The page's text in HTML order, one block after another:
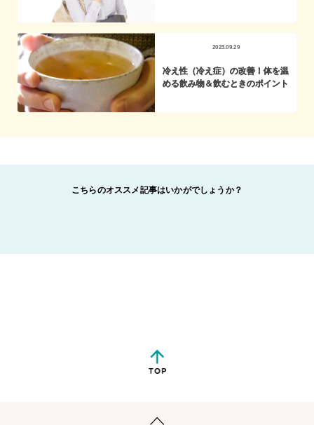
2023.09.29
冷え性（冷え症）の改善！体を温
める飲み物＆飲むときのポイント
こちらのオススメ記事はいかがでしょうか？